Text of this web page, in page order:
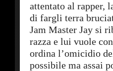
attentato al rapper,
di fargli terra
Jam Master Jay si
razza e lui vuole
ordina l’omicidio
possibile ma assai